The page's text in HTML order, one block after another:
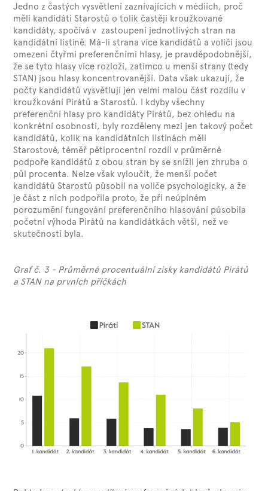
Jedno z častých vysvětlení zaznívajících v médiích, proč
měli kandidáti Starostů o tolik častěji kroužkované
kandidáty, spočívá v zastoupení jednotlivých stran na
kandidátní listině. Má-li strana více kandidátů a voliči jsou
omezeni čtyřmi preferenčními hlasy, je pravděpodobnější,
že se tyto hlasy více rozloží, zatímco u menší strany (tedy
STAN) jsou hlasy koncentrovanější. Data však ukazují, že
počty kandidátů vysvětlují jen velmi malou část rozdílu v
kroužkování Pirátů a Starostů. I kdyby všechny
preferenční hlasy pro kandidáty Pirátů, bez ohledu na
konkrétní osobnosti, byly rozděleny mezi jen takový počet
kandidátů, kolik na kandidátních listinách měli
Starostové, téměř pětiprocentní rozdíl v průměrné
podpoře kandidátů z obou stran by se snížil jen zhruba o
půl procenta. Nelze však vyloučit, že menší počet
kandidátů Starostů působil na voliče psychologicky, a že
je část z nich podpořila proto, že při neúplném
porozumění fungování preferenčního hlasování působila
početní výhoda Pirátů na kandidátkách větší, než ve
skutečnosti byla.
Graf č. 3 - Průměrné procentuální zisky kandidátů Pirátů
a STAN na prvních příčkách